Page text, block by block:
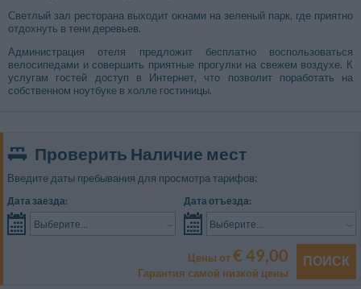
Светлый зал ресторана выходит окнами на зеленый парк, где приятно
отдохнуть в тени деревьев.
Администрация отеля предложит бесплатно воспользоваться
велосипедами и совершить приятные прогулки на свежем воздухе. К
услугам гостей доступ в Интернет, что позволит поработать на
собственном ноутбуке в холле гостиницы.
Проверить Наличие мест
Введите даты пребывания для просмотра тарифов:
Дата заезда:
Выберите...
Дата отъезда:
Выберите...
Цены от€ 49,00
Гарантия самой низкой цены
ПОИСК